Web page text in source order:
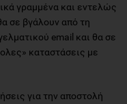
γραμμένα και εντελώς
σε βγάλουν από τη
email και θα σε
καταστάσεις με
για την αποστολή